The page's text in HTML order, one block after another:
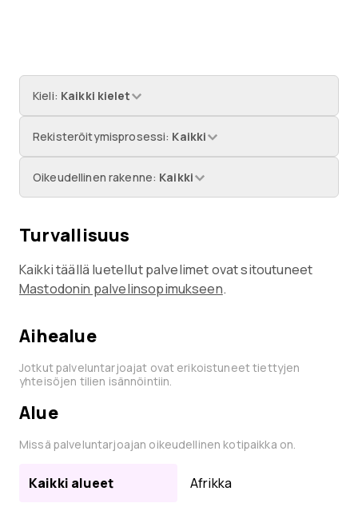
Kieli: Kaikki kielet
Rekisteröitymisprosessi: Kaikki
Oikeudellinen rakenne: Kaikki
Turvallisuus
Kaikki täällä luetellut palvelimet ovat sitoutuneet
Mastodonin palvelinsopimukseen.
Aihealue
Jotkut palveluntarjoajat ovat erikoistuneet tiettyjen
yhteisöjen tilien isännöintiin.
Alue
Missä palveluntarjoajan oikeudellinen kotipaikka on.
Kaikki alueet Afrikka